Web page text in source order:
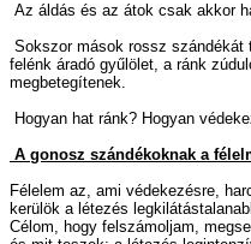
Az áldás és az átok csak akkor
Sokszor mások rossz szándékát
felénk áradó gyűlölet, a ránk
megbetegítenek.
Hogyan hat ránk? Hogyan
A gonosz szándékoknak a
Félelem az, ami védekezésre,
kerülök a létezés
Célom, hogy felszámoljam,